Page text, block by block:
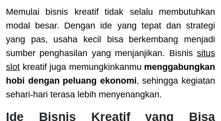
Memulai bisnis kreatif tidak selalu membutuhkan
modal besar. Dengan ide yang tepat dan strategi
yang pas, usaha kecil bisa berkembang menjadi
sumber penghasilan yang menjanjikan. Bisnis situs
slot kreatif juga memungkinkanmu menggabungkan
hobi dengan peluang ekonomi, sehingga kegiatan
sehari-hari terasa lebih menyenangkan.
Ide Bisnis Kreatif yang Bisa